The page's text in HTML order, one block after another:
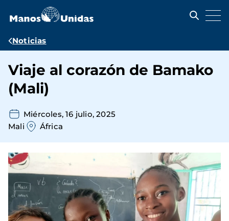
contenido
Ruta
navegación
Noticias
Viaje al corazón de Bamako
(Mali)
Miércoles, 16 julio, 2025
Mali
África